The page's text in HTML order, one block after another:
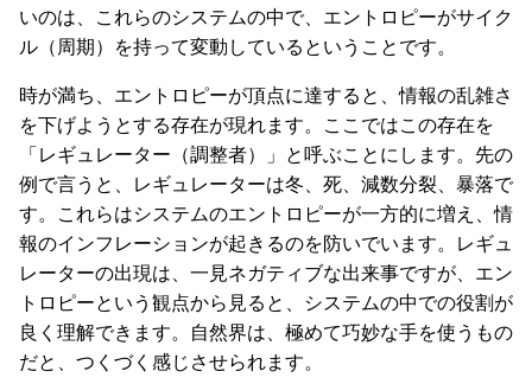
いのは、これらのシステムの中で、エントロピーがサイク
ル（周期）を持って変動しているということです。
時が満ち、エントロピーが頂点に達すると、情報の乱雑さ
を下げようとする存在が現れます。ここではこの存在を
「レギュレーター（調整者）」と呼ぶことにします。先の
例で言うと、レギュレーターは冬、死、減数分裂、暴落で
す。これらはシステムのエントロピーが一方的に増え、情
報のインフレーションが起きるのを防いでいます。レギュ
レーターの出現は、一見ネガティブな出来事ですが、エン
トロピーという観点から見ると、システムの中での役割が
良く理解できます。自然界は、極めて巧妙な手を使うもの
だと、つくづく感じさせられます。